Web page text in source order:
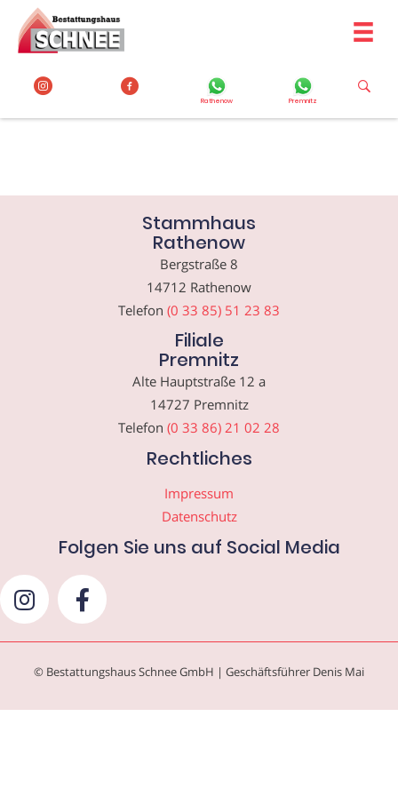
Inhalt
springen
Rathenow Premnitz
Stammhaus
Rathenow
Bergstraße 8
14712 Rathenow
Telefon (0 33 85) 51 23 83
Filiale
Premnitz
Alte Hauptstraße 12 a
14727 Premnitz
Telefon (0 33 86) 21 02 28
Rechtliches
Impressum
Datenschutz
Folgen Sie uns auf Social Media
© Bestattungshaus Schnee GmbH | Geschäftsführer Denis Mai